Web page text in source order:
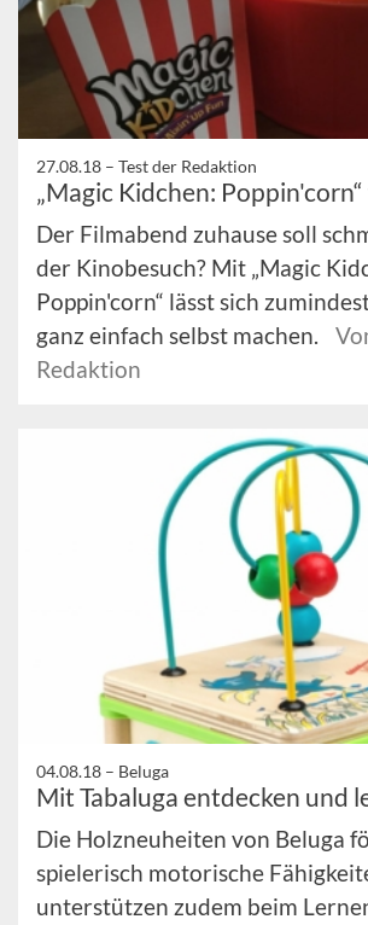
27.08.18 – Test der Redaktion
„Magic Kidchen:
Der Filmabend zuhause soll
der Kinobesuch? Mit „Magic
Poppin'corn“ lässt sich
ganz einfach selbst machen.
Redaktion
04.08.18 – Beluga
Mit Tabaluga entdecken und
Die Holzneuheiten von Beluga
spielerisch motorische
unterstützen zudem beim